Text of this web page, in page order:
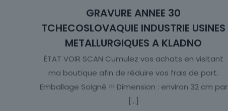
GRAVURE ANNEE 30
TCHECOSLOVAQUIE INDUSTRIE USINES
METALLURGIQUES A KLADNO
ÉTAT VOIR SCAN Cumulez vos achats en visitant
ma boutique afin de réduire vos frais de port.
Emballage Soigné !!! Dimension : environ 32 cm par
[…]